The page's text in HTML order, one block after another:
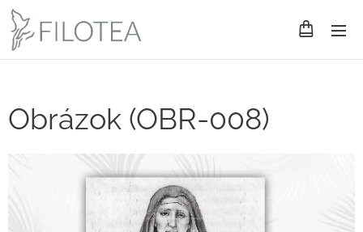
Obrázok (OBR-008)